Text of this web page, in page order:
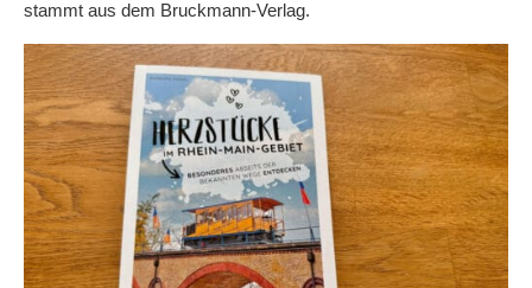
stammt aus dem Bruckmann-Verlag.